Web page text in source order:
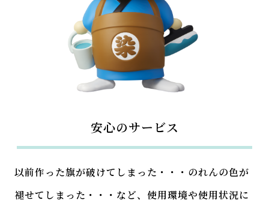
安心のサービス
以前作った旗が破けてしまった・・・のれんの色が
褪せてしまった・・・など、使用環境や使用状況に